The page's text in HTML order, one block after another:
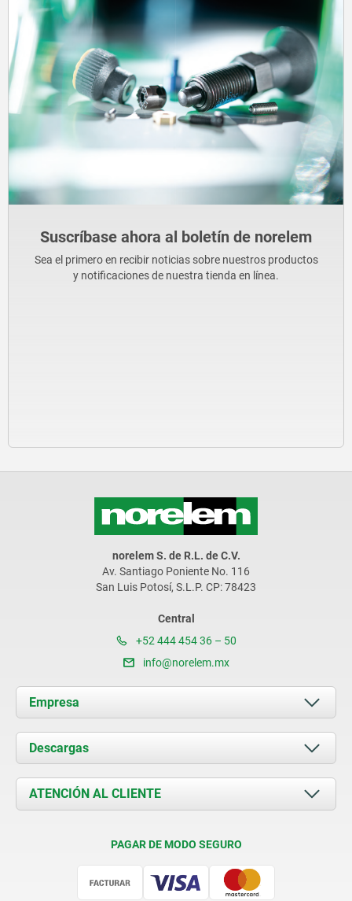
Suscríbase ahora al boletín de norelem
Sea el primero en recibir noticias sobre nuestros productos
y notificaciones de nuestra tienda en línea.
norelem S. de R.L. de C.V.
Av. Santiago Poniente No. 116
San Luis Potosí, S.L.P. CP: 78423
Central
+52 444 454 36 – 50
info@norelem.mx
Empresa
Acerca de nosotros
Novedades
Contacto
Descargas
Documents
ATENCIÓN AL CLIENTE
PAGAR DE MODO SEGURO